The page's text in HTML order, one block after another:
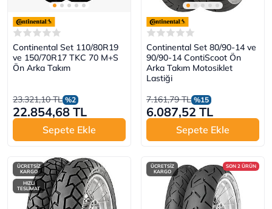
Continental Set 110/80R19
ve 150/70R17 TKC 70 M+S
Ön Arka Takım
23.321,10 TL %2
22.854,68 TL
Sepete Ekle
Continental Set 80/90-14 ve
90/90-14 ContiScoot Ön
Arka Takım Motosiklet
Lastiği
7.161,79 TL %15
6.087,52 TL
Sepete Ekle
ÜCRETSİZ
KARGO
HIZLI
TESLİMAT
ÜCRETSİZ
KARGO
SON 2 ÜRÜN